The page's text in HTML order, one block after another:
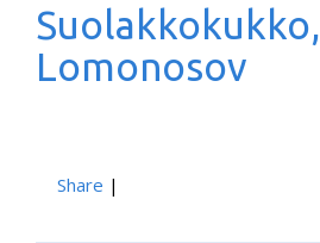
Suolakkokukko,
Lomonosov
Share |